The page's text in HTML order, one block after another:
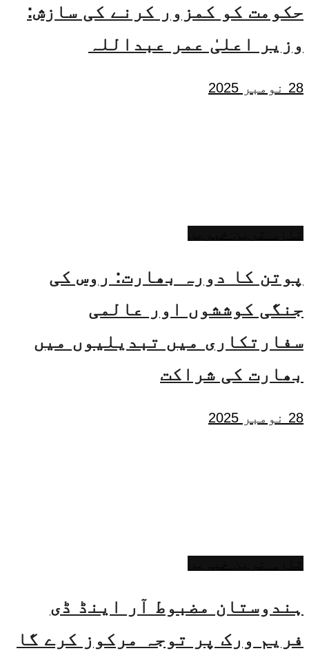
حکومت کو کمزور کرنے کی سازش:
وزیر اعلیٰ عمر عبداللہ
28 نومبر 2025
پوتن کا دورہ بھارت: روس کی
جنگی کوششوں اور عالمی
سفارتکاری میں تبدیلیوں میں
بھارت کی شراکت
28 نومبر 2025
ہندوستان مضبوط آر اینڈ ڈی
فریم ورک پر توجہ مرکوز کرے گا